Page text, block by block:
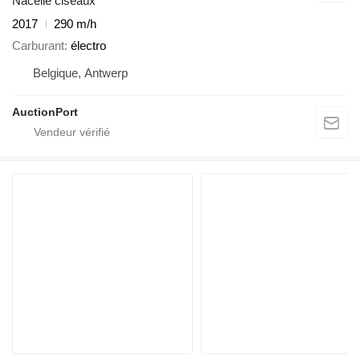
2017
290 m/h
Carburant électro
Belgique, Antwerp
AuctionPort